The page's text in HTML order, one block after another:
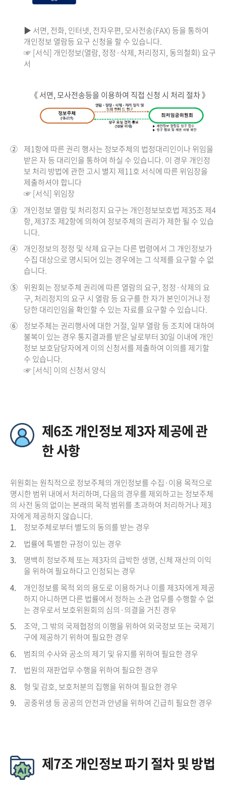
▶ 서면, 전화, 인터넷, 전자우편, 모사전송(FAX) 등을 통하여
개인정보 열람등 요구 신청을 할 수 있습니다.
☞ [서식] 개인정보(열람, 정정·삭제, 처리정지, 동의철회) 요구
서
《 서면, 모사전송등을 이용하여 직접 신청 시 처리 절차 》
② 제1항에 따른 권리 행사는 정보주체의 법정대리인이나 위임을
받은 자 등 대리인을 통하여 하실 수 있습니다. 이 경우 개인정
보 처리 방법에 관한 고시 별지 제11호 서식에 따른 위임장을
제출하셔야 합니다
☞ [서식] 위임장
③ 개인정보 열람 및 처리정지 요구는 개인정보보호법 제35조 제4
항, 제37조 제2항에 의하여 정보주체의 권리가 제한 될 수 있습
니다.
④ 개인정보의 정정 및 삭제 요구는 다른 법령에서 그 개인정보가
수집 대상으로 명시되어 있는 경우에는 그 삭제를 요구할 수 없
습니다.
⑤ 위원회는 정보주체 권리에 따른 열람의 요구, 정정·삭제의 요
구, 처리정지의 요구 시 열람 등 요구를 한 자가 본인이거나 정
당한 대리인임을 확인할 수 있는 자료를 요구할 수 있습니다.
⑥ 정보주체는 권리행사에 대한 거절, 일부 열람 등 조치에 대하여
불복이 있는 경우 통지결과를 받은 날로부터 30일 이내에 개인
정보 보호담당자에게 이의 신청서를 제출하여 이의를 제기할
수 있습니다.
☞ [서식] 이의 신청서 양식
제6조 개인정보 제3자 제공에 관
한 사항
위원회는 원칙적으로 정보주체의 개인정보를 수집·이용 목적으로
명시한 범위 내에서 처리하며, 다음의 경우를 제외하고는 정보주체
의 사전 동의 없이는 본래의 목적 범위를 초과하여 처리하거나 제3
자에게 제공하지 않습니다.
1.
정보주체로부터 별도의 동의를 받는 경우
2.
법률에 특별한 규정이 있는 경우
3.
명백히 정보주체 또는 제3자의 급박한 생명, 신체 재산의 이익
을 위하여 필요하다고 인정되는 경우
4.
개인정보를 목적 외의 용도로 이용하거나 이를 제3자에게 제공
하지 아니하면 다른 법률에서 정하는 소관 업무를 수행할 수 없
는 경우로서 보호위원회의 심의·의결을 거친 경우
5.
조약, 그 밖의 국제협정의 이행을 위하여 외국정보 또는 국제기
구에 제공하기 위하여 필요한 경우
6.
범죄의 수사와 공소의 제기 및 유지를 위하여 필요한 경우
7.
법원의 재판업무 수행을 위하여 필요한 경우
8.
형 및 감호, 보호처분의 집행을 위하여 필요한 경우
9.
공중위생 등 공공의 안전과 안녕을 위하여 긴급히 필요한 경우
제7조 개인정보 파기 절차 및 방법